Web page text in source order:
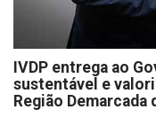
IVDP entrega ao
sustentável e
Região Demarcada